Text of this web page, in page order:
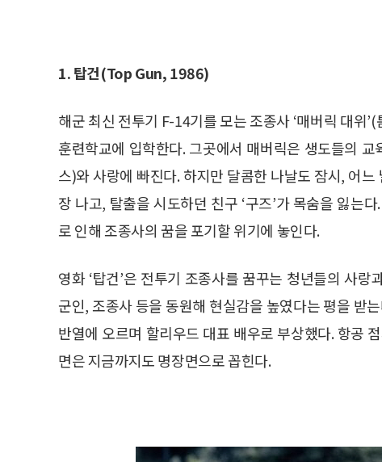
1. 탑건(Top Gun, 1986)
해군 최신 전투기 F-14기를 모는 조종사 ‘매버릭 대위
훈련학교에 입학한다. 그곳에서 매버릭은 생도들의
스)와 사랑에 빠진다. 하지만 달콤한 나날도 잠시, 어
장 나고, 탈출을 시도하던 친구 ‘구즈’가 목숨을 잃는
로 인해 조종사의 꿈을 포기할 위기에 놓인다.
영화 ‘탑건’은 전투기 조종사를 꿈꾸는 청년들의 사
군인, 조종사 등을 동원해 현실감을 높였다는 평을 받
반열에 오르며 할리우드 대표 배우로 부상했다. 항공
면은 지금까지도 명장면으로 꼽힌다.